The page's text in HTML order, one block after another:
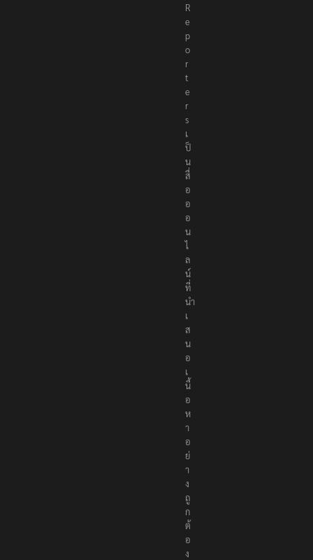
R
e
p
o
r
t
e
r
s
เ
ป็
น
สื่
อ
อ
อ
น
ไ
ล
น์
ที่
นำ
เ
ส
น
อ
เ
นื้
อ
ห
า
อ
ย่
า
ง
ถู
ก
ต้
อ
ง